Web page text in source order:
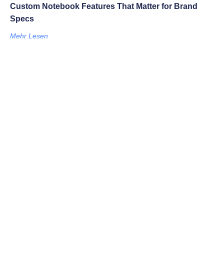
Custom Notebook Features That Matter for Brand
Specs
Mehr Lesen